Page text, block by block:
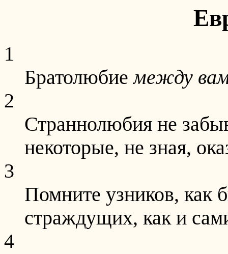
1
Братолюбиемежду
2
Страннолюбия не
некоторые, не зная,
3
Помните узников, как
страждущих, как и
4